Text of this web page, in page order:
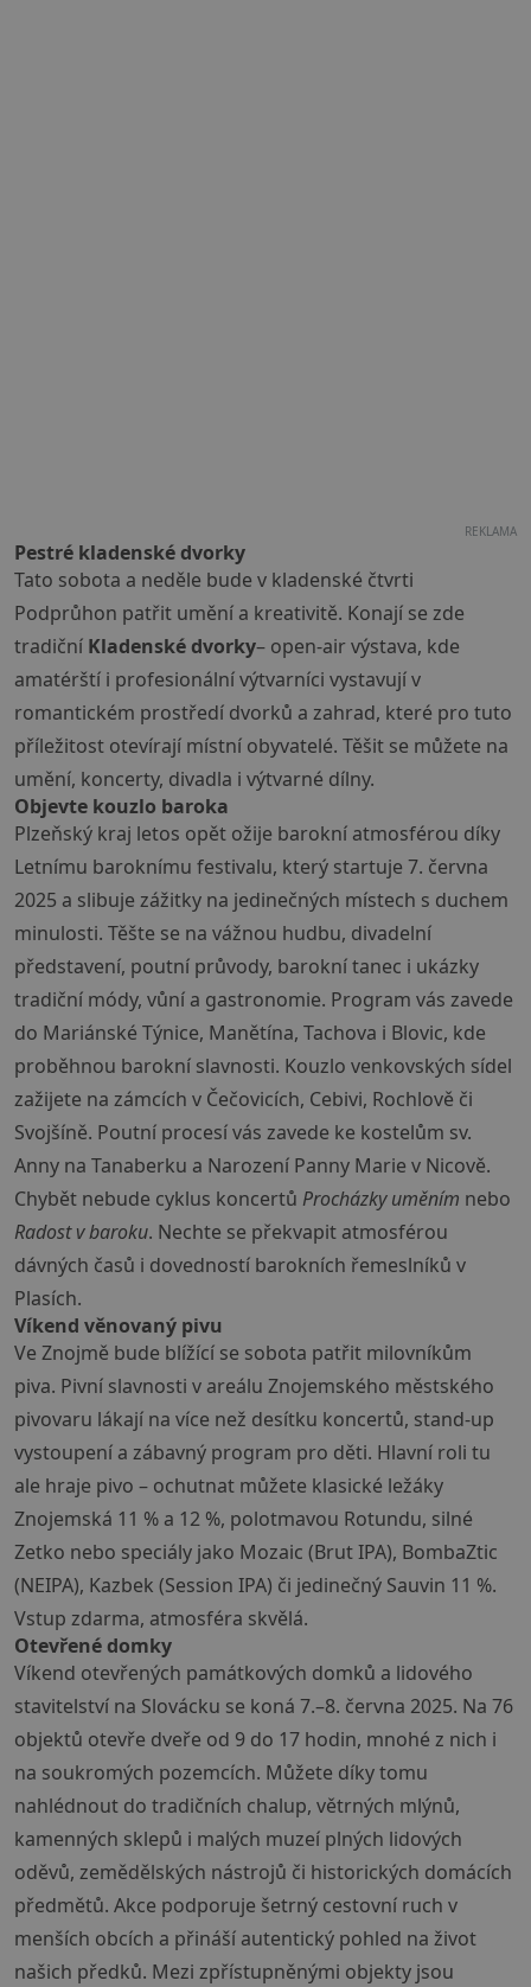
REKLAMA
Pestré kladenské dvorky
Tato sobota a neděle bude v kladenské čtvrti
Podprůhon patřit umění a kreativitě. Konají se zde
tradiční Kladenské dvorky– open-air výstava, kde
amatérští i profesionální výtvarníci vystavují v
romantickém prostředí dvorků a zahrad, které pro tuto
příležitost otevírají místní obyvatelé. Těšit se můžete na
umění, koncerty, divadla i výtvarné dílny.
Objevte kouzlo baroka
Plzeňský kraj letos opět ožije barokní atmosférou díky
Letnímu baroknímu festivalu, který startuje 7. června
2025 a slibuje zážitky na jedinečných místech s duchem
minulosti. Těšte se na vážnou hudbu, divadelní
představení, poutní průvody, barokní tanec i ukázky
tradiční módy, vůní a gastronomie. Program vás zavede
do Mariánské Týnice, Manětína, Tachova i Blovic, kde
proběhnou barokní slavnosti. Kouzlo venkovských sídel
zažijete na zámcích v Čečovicích, Cebivi, Rochlově či
Svojšíně. Poutní procesí vás zavede ke kostelům sv.
Anny na Tanaberku a Narození Panny Marie v Nicově.
Chybět nebude cyklus koncertů Procházky uměním nebo
Radost v baroku. Nechte se překvapit atmosférou
dávných časů i dovedností barokních řemeslníků v
Plasích.
Víkend věnovaný pivu
Ve Znojmě bude blížící se sobota patřit milovníkům
piva. Pivní slavnosti v areálu Znojemského městského
pivovaru lákají na více než desítku koncertů, stand-up
vystoupení a zábavný program pro děti. Hlavní roli tu
ale hraje pivo – ochutnat můžete klasické ležáky
Znojemská 11 % a 12 %, polotmavou Rotundu, silné
Zetko nebo speciály jako Mozaic (Brut IPA), BombaZtic
(NEIPA), Kazbek (Session IPA) či jedinečný Sauvin 11 %.
Vstup zdarma, atmosféra skvělá.
Otevřené domky
Víkend otevřených památkových domků a lidového
stavitelství na Slovácku se koná 7.–8. června 2025. Na 76
objektů otevře dveře od 9 do 17 hodin, mnohé z nich i
na soukromých pozemcích. Můžete díky tomu
nahlédnout do tradičních chalup, větrných mlýnů,
kamenných sklepů i malých muzeí plných lidových
oděvů, zemědělských nástrojů či historických domácích
předmětů. Akce podporuje šetrný cestovní ruch v
menších obcích a přináší autentický pohled na život
našich předků. Mezi zpřístupněnými objekty jsou